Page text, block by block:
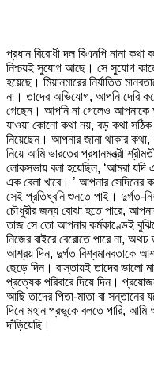
প্রধান বিরোধী দল বিএনপি নানা
নিশ্চয়ই সুযোগ আছে। সে সুযোগ কাজে
হয়েছে। মিয়ানমারের নির্যাতিত
না। তাদের অভিযোগ, আপনি দেরি
গেছেন। আপনি না গেলেও আপনাকে
যাওয়া কোনো কথা নয়, বড় কথা
নিয়েছেন। আপনার জানা থাকার কথা,
নিয়ে আমি ভারতের প্রধানমন্ত্রী
লোকসভায় বলা হয়েছিল, ‘আমরা যদি
এক বেলা খাবে। ’ আপনার সেদিনের
সেই প্রতিধ্বনি শুনতে পাই। দুর্গত-
চৌধুরীর জন্য বোঝা হতে পারে,
তাজ সে তো আপনার কর্মকাণ্ডেই
নিজের বাইরে বেরোতে পারে না,
আশ্রয় দিন, দুর্গত বিশ্বমানবতাকে
ছেড়ে দিন। রাস্তায়ই তাদের ভালো
প্রত্যেক পরিবারে দিয়ে দিন।
আছি তাদের পিতা-মাতা বা সন্তানের
দিনে মহান প্রভুকে বলতে পারি, আমি
দাঁড়িয়েছি।